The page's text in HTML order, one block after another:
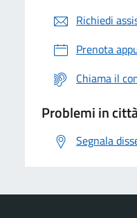
Richiedi
Prenota
Chiama il
Problemi in
Segnala